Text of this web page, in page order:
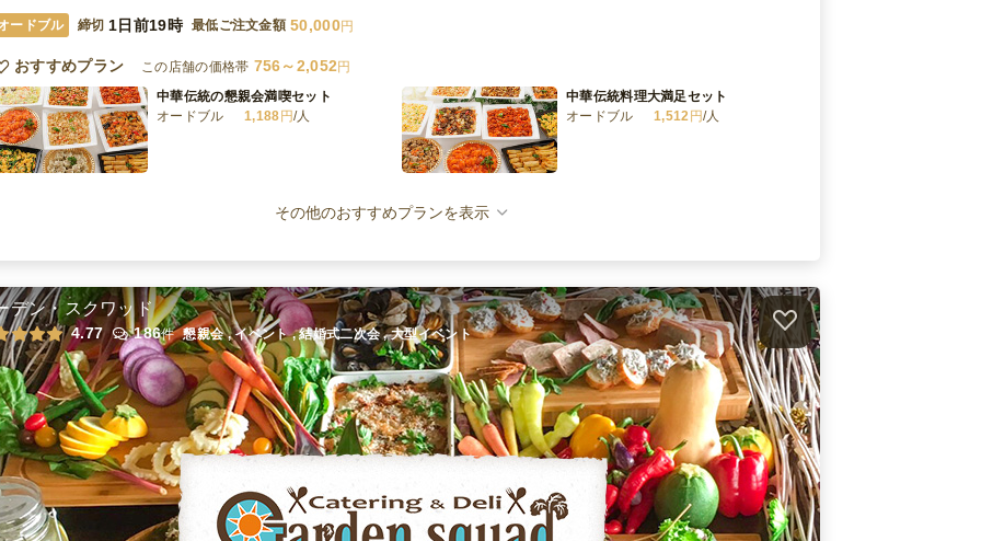
ードブル 締切 1日前19時 最低ご注文金額 50,000円
おすすめプラン この店舗の価格帯 756～2,052 円
中華伝統の懇親会満喫セット
オードブル
1,188 円/人
中華伝統料理大満足セット
オードブル
1,512 円/人
1,728円/人
本格中華お手軽おつまみセット
オードブル
756円/人
本格中華お手軽食事セット
オードブル
756円/人
本格中華のトクトク肉料理セット
オードブル
1,080円 /人
本格中華のトクトクお食事セット
オードブル
864
全てのプランを見る（9件）
その他のおすすめプランを表示
デン・スクワッド
4.77 186件 懇親会 , イベント , 結婚式二次会 , 大型イベント